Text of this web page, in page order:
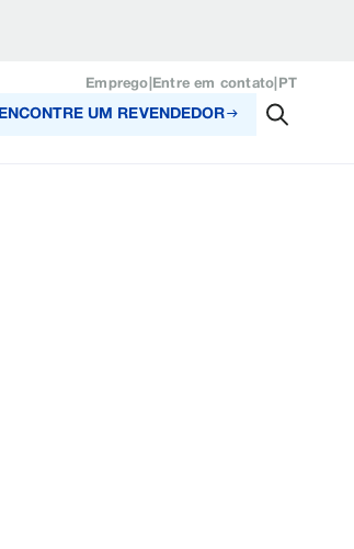
Emprego Entre em contato PT
ENCONTRE UM REVENDEDOR